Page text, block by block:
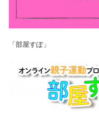
「部屋すぽ」